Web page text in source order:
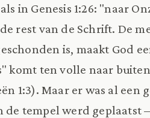
in Genesis 1:26: "naar
rest van de Schrift. De
is, maakt God
komt ten volle naar
1:3). Maar er was al
de tempel werd geplaatst